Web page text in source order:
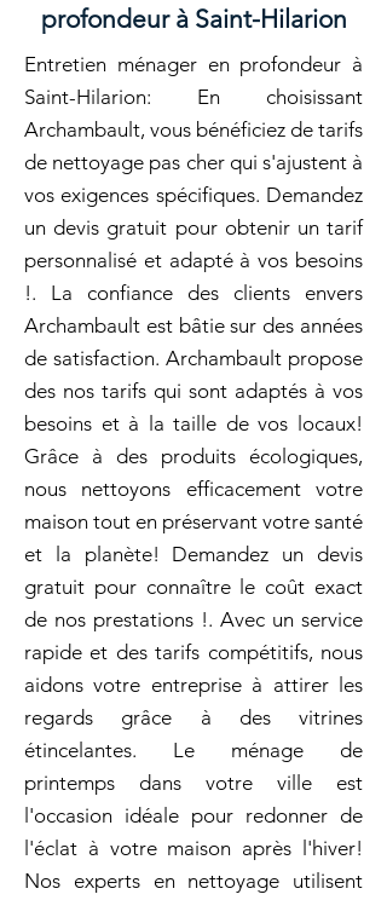
profondeur à Saint-Hilarion
Entretien ménager en profondeur à
Saint-Hilarion: En choisissant
Archambault, vous bénéficiez de tarifs
de nettoyage pas cher qui s'ajustent à
vos exigences spécifiques. Demandez
un devis gratuit pour obtenir un tarif
personnalisé et adapté à vos besoins
!. La confiance des clients envers
Archambault est bâtie sur des années
de satisfaction. Archambault propose
des nos tarifs qui sont adaptés à vos
besoins et à la taille de vos locaux!
Grâce à des produits écologiques,
nous nettoyons efficacement votre
maison tout en préservant votre santé
et la planète! Demandez un devis
gratuit pour connaître le coût exact
de nos prestations !. Avec un service
rapide et des tarifs compétitifs, nous
aidons votre entreprise à attirer les
regards grâce à des vitrines
étincelantes. Le ménage de
printemps dans votre ville est
l'occasion idéale pour redonner de
l'éclat à votre maison après l'hiver!
Nos experts en nettoyage utilisent